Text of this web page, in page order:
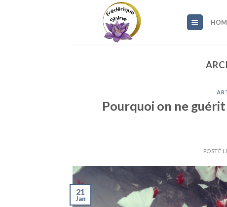
Pourquoi on ne
POSTÉ
21
Jan